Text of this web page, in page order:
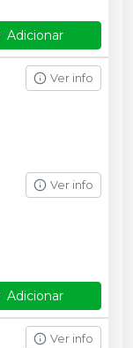
Adicionar
Ver info
Ver info
Adicionar
Ver info